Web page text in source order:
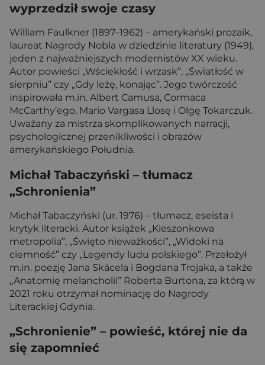
wyprzedził swoje czasy
William Faulkner (1897–1962) – amerykański prozaik,
laureat Nagrody Nobla w dziedzinie literatury (1949),
jeden z najważniejszych modernistów XX wieku.
Autor powieści „Wściekłość i wrzask”, „Światłość w
sierpniu” czy „Gdy leżę, konając”. Jego twórczość
inspirowała m.in. Albert Camusa, Cormaca
McCarthy’ego, Mario Vargasa Llosę i Olgę Tokarczuk.
Uważany za mistrza skomplikowanych narracji,
psychologicznej przenikliwości i obrazów
amerykańskiego Południa.
Michał Tabaczyński – tłumacz
„Schronienia”
Michał Tabaczyński (ur. 1976) – tłumacz, eseista i
krytyk literacki. Autor książek „Kieszonkowa
metropolia”, „Święto nieważkości”, „Widoki na
ciemność” czy „Legendy ludu polskiego”. Przełożył
m.in. poezję Jana Skácela i Bogdana Trojaka, a także
„Anatomię melancholii” Roberta Burtona, za którą w
2021 roku otrzymał nominację do Nagrody
Literackiej Gdynia.
„Schronienie” – powieść, której nie da
się zapomnieć